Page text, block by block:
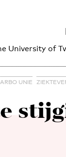
University of
ARBO UNIE